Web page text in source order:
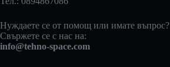
Нуждаете се от помощ или имате въпрос?
Свържете се с нас на:
info@tehno-space.com